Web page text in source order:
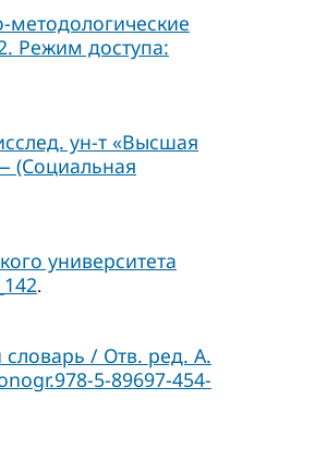
методологические
Режим доступа:
ун-т «Высшая
(Социальная
университета
.
/ Отв. ред. А.
5-89697-454-